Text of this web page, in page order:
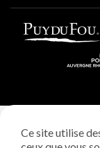
Ce site utilise